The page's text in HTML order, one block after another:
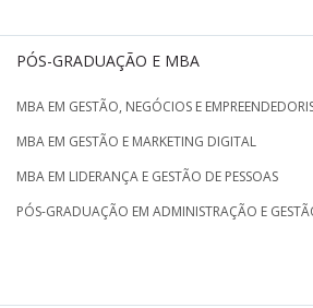
PÓS-GRADUAÇÃO E MBA
MBA EM GESTÃO, NEGÓCIOS E
MBA EM GESTÃO E MARKETING DIGITAL
MBA EM LIDERANÇA E GESTÃO DE PESSOAS
PÓS-GRADUAÇÃO EM ADMINISTRAÇÃO E